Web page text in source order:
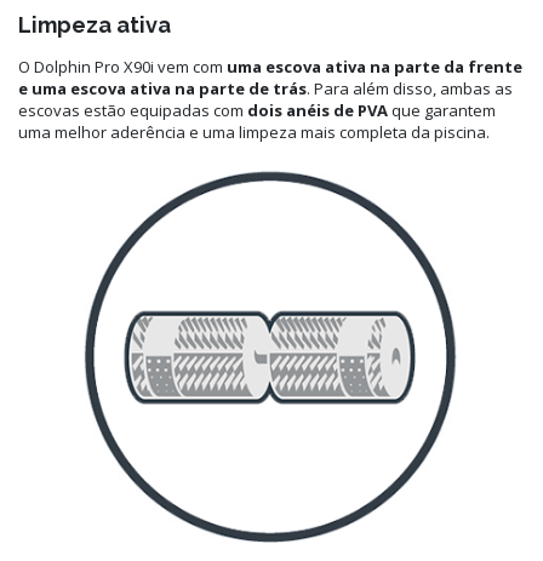
Limpeza ativa
O Dolphin Pro X90i vem com uma escova ativa na parte da frente
e uma escova ativa na parte de trás. Para além disso, ambas as
escovas estão equipadas com dois anéis de PVAque garantem
uma melhor aderência e uma limpeza mais completa da piscina.